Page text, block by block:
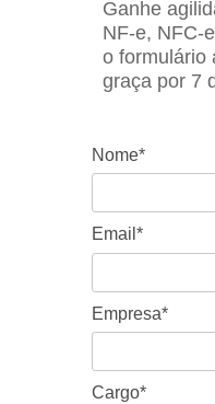
Ganhe a
NF-e, NFC-
o formulário
graça por 7
Nome*
Email*
Empresa*
Cargo*